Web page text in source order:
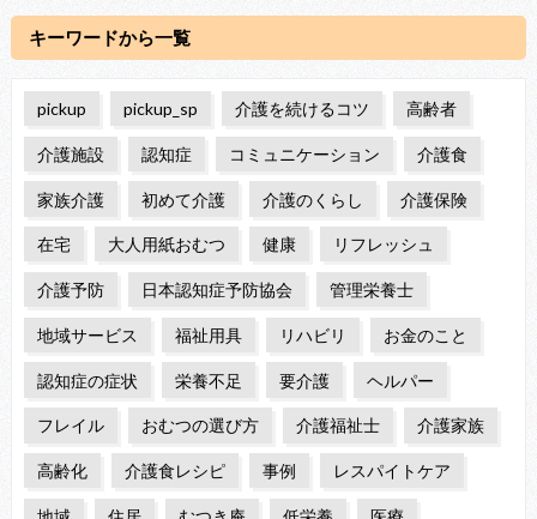
キーワードから一覧
pickup pickup_sp 介護を続けるコツ 高齢者
介護施設 認知症 コミュニケーション 介護食
家族介護 初めて介護 介護のくらし 介護保険
在宅 大人用紙おむつ 健康 リフレッシュ
介護予防 日本認知症予防協会 管理栄養士
地域サービス 福祉用具 リハビリ お金のこと
認知症の症状 栄養不足 要介護 ヘルパー
フレイル おむつの選び方 介護福祉士 介護家族
高齢化 介護食レシピ 事例 レスパイトケア